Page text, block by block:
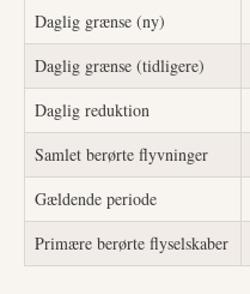
Daglig grænse (ny)
Daglig grænse (tidligere)
Daglig reduktion
Samlet berørte flyvninger
Gældende periode
Primære berørte flyselskaber